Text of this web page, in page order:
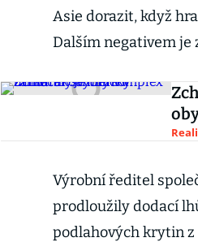
Asie dorazit, když
Dalším negativem je
Výrobní ředitel
prodloužily dodací
podlahových krytin z